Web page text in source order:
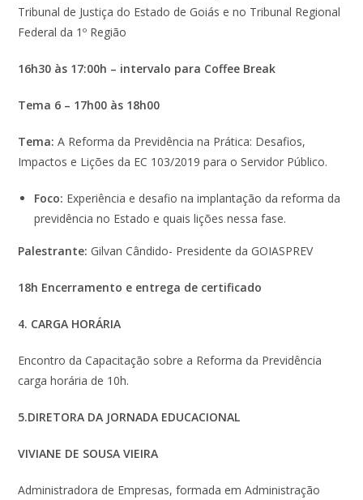
Tribunal de Justiça do Estado de Goiás e no Tribunal Regional
Federal da 1º Região
16h30 às 17:00h – intervalo para Coffee Break
Tema 6 – 17h00 às 18h00
Tema:A Reforma da Previdência na Prática: Desafios,
Impactos e Lições da EC 103/2019 para o Servidor Público.
Foco: Experiência e desafio na implantação da reforma da
previdência no Estado e quais lições nessa fase.
Palestrante: Gilvan Cândido- Presidente da GOIASPREV
18h Encerramento e entrega de certificado
4. CARGA HORÁRIA
Encontro da Capacitação sobre a Reforma da Previdência
carga horária de 10h.
5.DIRETORA DA JORNADA EDUCACIONAL
VIVIANE DE SOUSA VIEIRA
Administradora de Empresas, formada em Administração